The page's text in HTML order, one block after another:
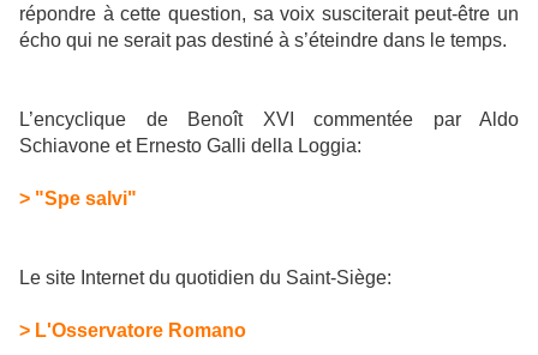
répondre à cette question, sa voix susciterait peut-être un
écho qui ne serait pas destiné à s’éteindre dans le temps.
L’encyclique de Benoît XVI commentée par Aldo
Schiavone et Ernesto Galli della Loggia:
> "Spe salvi"
Le site Internet du quotidien du Saint-Siège:
> L'Osservatore Romano